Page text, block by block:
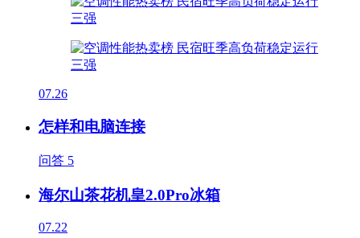
07.26
怎样和电脑连接
问答 5
海尔山茶花机皇2.0Pro冰箱
07.22